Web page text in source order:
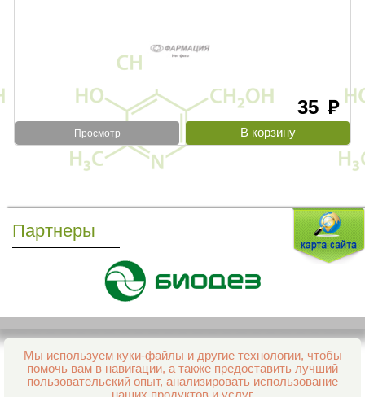
35 руб
Просмотр
Партнеры
Мы используем куки-файлы и другие технологии, чтобы
помочь вам в навигации, а также предоставить лучший
пользовательский опыт, анализировать использование
Все права защищены и охраняются законом
© 2013–2026 Интернет-аптека Фармация
support@aptekapenza.ru